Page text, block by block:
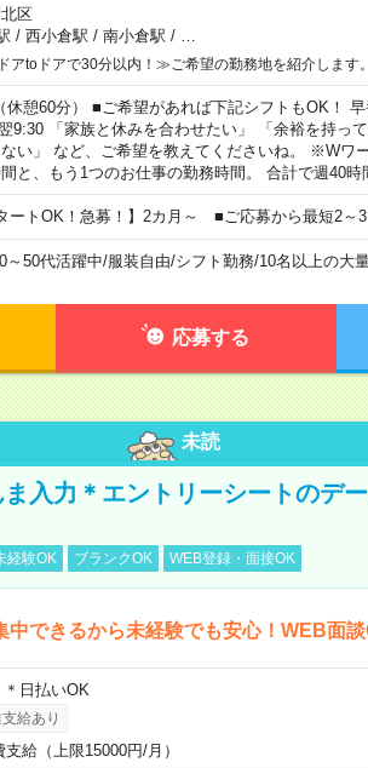
区
/ 西小倉駅 / 南小倉駅 /
アtoドアで30分以内！≫ご希望の勤務地を紹介します。
休憩60分） ■ご希望があれば下記シフトもOK！
9:30 「家族と休みを合わせたい」 「余裕を持っ
い」 など、ご希望を教えてくださいね。 ※Wワ
と、もう1つのお仕事の勤務時間。 合計で週40時
ートOK！急募！】2カ月～ ■ご応募から最短2～
～50代活躍中/服装自由/シフト勤務/10名以上の大
応募する
未読
入力＊エントリーシートのデ
経験OK ブランクOK WEB登録・面接OK
中できるから未経験でも安心！WEB面
日払いOK
給あり
支給（上限15000円/月）